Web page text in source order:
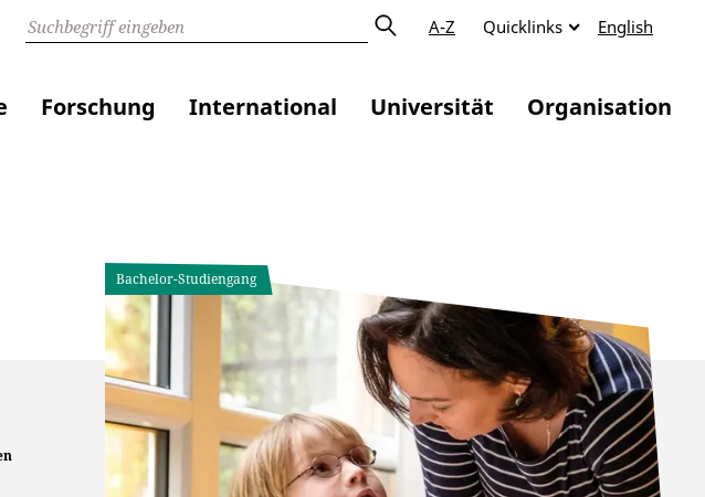
A-Z Quicklinks English
Forschung International Universität Organisation
Bachelor-Studiengang